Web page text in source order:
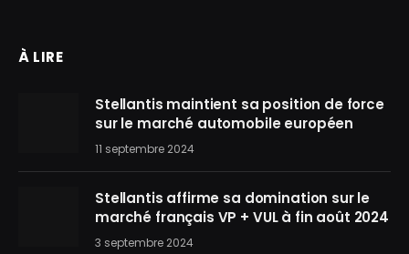
À LIRE
Stellantis maintient sa position de force
sur le marché automobile européen
11 septembre 2024
Stellantis affirme sa domination sur le
marché français VP + VUL à fin août 2024
3 septembre 2024